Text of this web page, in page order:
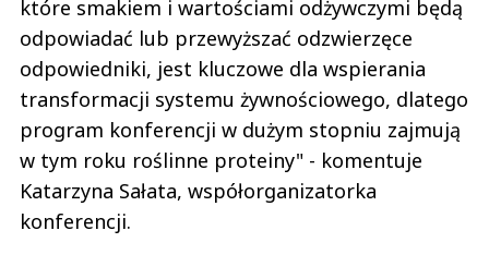
które smakiem i wartościami odżywczymi będą
odpowiadać lub przewyższać odzwierzęce
odpowiedniki, jest kluczowe dla wspierania
transformacji systemu żywnościowego, dlatego
program konferencji w dużym stopniu zajmują
w tym roku roślinne proteiny" - komentuje
Katarzyna Sałata, współorganizatorka
konferencji.